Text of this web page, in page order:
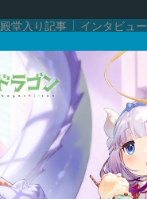
殿堂入り記事 インタビュー